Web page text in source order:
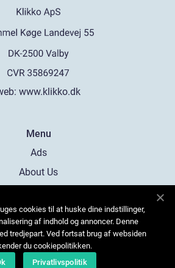
www.klikko.dk
Menu
Ads
About Us
Contact
Sitemap
cookies til at huske dine indstillinger,
af indhold og annoncer. Denne
tredjepart. Ved fortsat brug af websiden
du cookiepolitikken.
Privatlivspolitik